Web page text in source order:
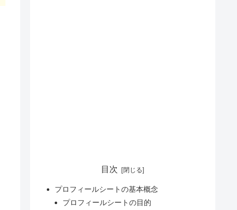
目次
プロフィールシートの基本概念
プロフィールシートの目的